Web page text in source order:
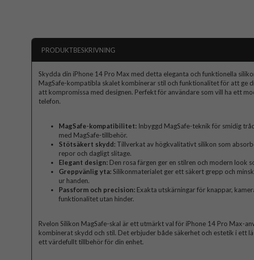
PRODUKTBESKRIVNING
Skydda din iPhone 14 Pro Max med detta eleganta och funktionella
MagSafe-kompatibla skalet kombinerar stil och funktionalitet för att ge
att kompromissa med designen. Perfekt för användare som vill ha ett
telefon.
MagSafe-kompatibilitet: Inbyggd MagSafe-teknik för smidig
med MagSafe-tillbehör.
Stötsäkert skydd: Tillverkat av högkvalitativt silikon som
repor och dagligt slitage.
Elegant design: Den rosa färgen ger en stilren och modern look
Greppvänlig yta:Silikonmaterialet ger ett säkert grepp och
ur handen.
Passform och precision: Exakta utskärningar för knappar,
funktionalitet utan hinder.
Rvelon Silikon MagSafe-skal är ett utmärkt val för iPhone 14 Pro Max-
kombinerat skydd och stil. Det erbjuder både säkerhet och estetik i ett
ett värdefullt tillbehör för din enhet.